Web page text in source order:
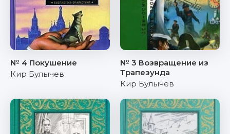
№ 4 Покушение
Кир Булычев
№ 3 Возвращение из
Трапезунда
Кир Булычев